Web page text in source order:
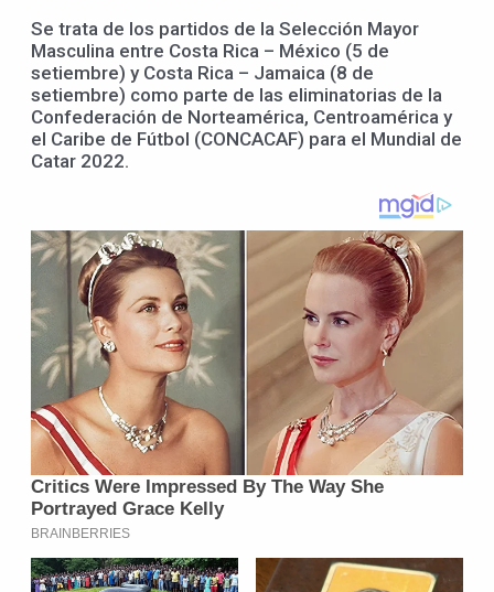
Se trata de los partidos de la Selección Mayor
Masculina entre Costa Rica – México (5 de
setiembre) y Costa Rica – Jamaica (8 de
setiembre) como parte de las eliminatorias de la
Confederación de Norteamérica, Centroamérica y
el Caribe de Fútbol (CONCACAF) para el Mundial de
Catar 2022.